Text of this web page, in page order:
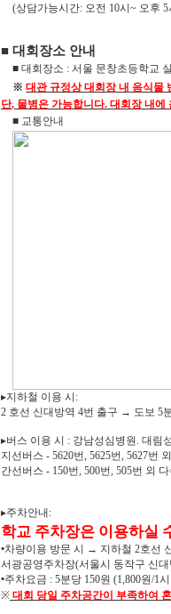
(상담가능시간: 오전 10시~ 오후5
■ 대회장소 안내
■대회장소 :서울 문창초등학교
※대관 규정상 대회장 내 음식물
단, 물병은 가능합니다. 대회장 내에
■ 교통안내
▸지하철 이용 시 :
2 호선 신대방역 4번 출구 → 도보 5
▸버스 이용 시 : 강남성심병원 . 대림
지선버스 - 5620번, 5625번, 5627번
간선버스 - 150번, 500번, 505번 외
▸주차안내 :
학교 주차장은 이용하실
•차량이용 방문 시 → 지하철 2호선
서광공영주차장(서울시 동작구 신
•주차요금 : 5분당 150원 (1,800원/1
※ 대회 당일 주차공간이 부족하여